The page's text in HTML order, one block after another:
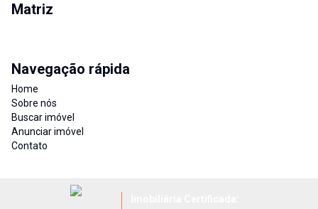
Matriz
Navegação rápida
Home
Sobre nós
Buscar imóvel
Anunciar imóvel
Contato